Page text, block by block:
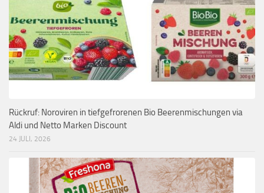
Rückruf: Noroviren in tiefgefrorenen Bio Beerenmischungen via
Aldi und Netto Marken Discount
24 JULI, 2026